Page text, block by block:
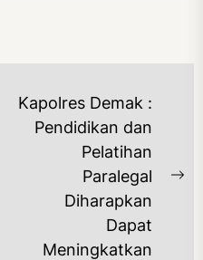
Kapolres Demak :
Pendidikan dan
Pelatihan
Paralegal
Diharapkan
Dapat
Meningkatkan